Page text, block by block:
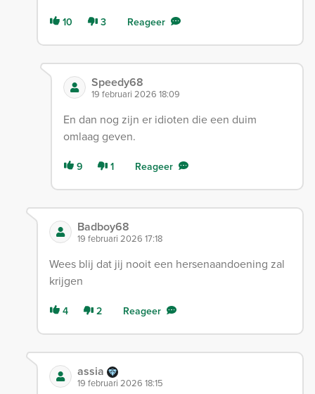
10 3 Reageer
Speedy68
19 februari 2026 18:09
En dan nog zijn er idioten die een duim
omlaag geven.
9 1 Reageer
Badboy68
19 februari 2026 17:18
Wees blij dat jij nooit een hersenaandoening zal
krijgen
4 2 Reageer
assia
19 februari 2026 18:15